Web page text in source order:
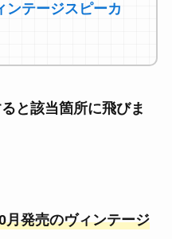
ンテージスピーカ
と該当箇所に飛びま
月発売のヴィンテージ